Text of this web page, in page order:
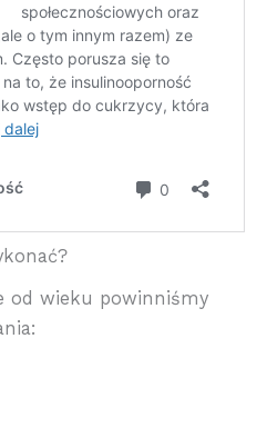
od wieku powinniśmy